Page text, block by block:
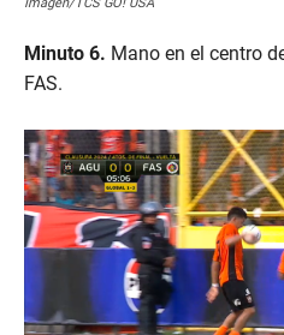
Imagen/TCS GO! USA
Minuto 6. Mano en el centro
FAS.